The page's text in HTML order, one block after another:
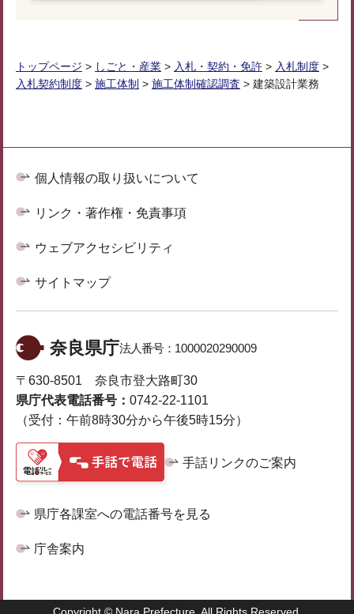
トップページ > しごと・産業 > 入札・契約・免許 > 入札制度 >
入札契約制度 > 施工体制 > 施工体制確認調査 > 建築設計業務
個人情報の取り扱いについて
リンク・著作権・免責事項
ウェブアクセシビリティ
サイトマップ
奈良県庁法人番号： 1000020290009
〒630-8501 奈良市登大路町30
県庁代表電話番号： 0742-22-1101
（受付：午前8時30分から午後5時15分）
手話リンクのご案内
県庁各課室への電話番号を見る
庁舎案内